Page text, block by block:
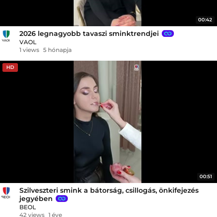
00:42
2026 legnagyobb tavaszi sminktrendjei
VAOL
1 views 5 hónapja
HD
00:51
Szilveszteri smink a bátorság, csillogás, önkifejezés
jegyében
BEOL
42 views 1 éve